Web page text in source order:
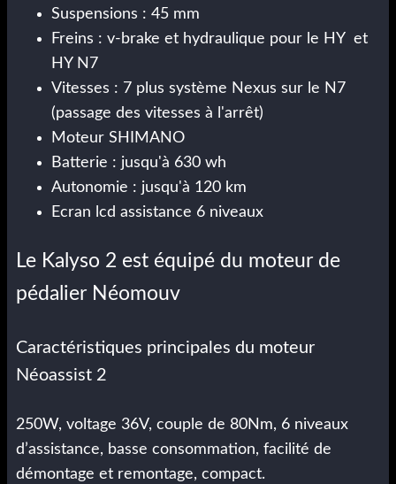
Suspensions : 45 mm
Freins : v-brake et hydraulique pour le HY et
HY N7
Vitesses : 7 plus système Nexus sur le N7
(passage des vitesses à l'arrêt)
Moteur SHIMANO
Batterie : jusqu'à 630 wh
Autonomie : jusqu'à 120 km
Ecran lcd assistance 6 niveaux
Le Kalyso 2 est équipé du moteur de
pédalier Néomouv
Caractéristiques principales du moteur
Néoassist 2
250W, voltage 36V, couple de 80Nm, 6 niveaux
d’assistance, basse consommation, facilité de
démontage et remontage, compact.